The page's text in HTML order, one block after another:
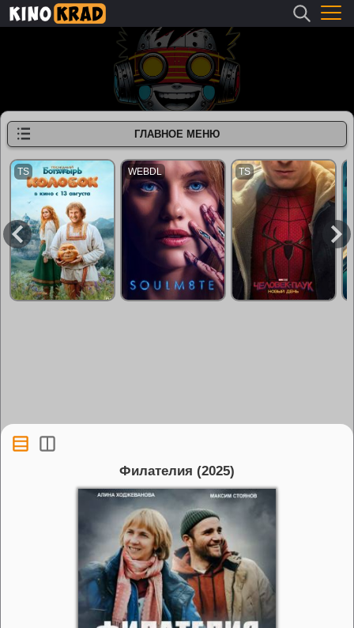
Филателия (2025)
ГЛАВНОЕ МЕНЮ